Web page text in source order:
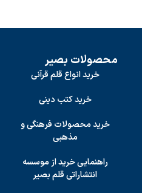
محصولات بصیر
خرید انواع قلم قرآنی
خرید کتب دینی
خرید محصولات فرهنگی و
مذهبی
راهنمایی خرید از موسسه
انتشاراتی قلم بصیر